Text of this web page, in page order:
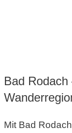
Bad
Mit Bad